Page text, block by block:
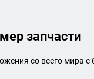
запчасти
со всего мира с